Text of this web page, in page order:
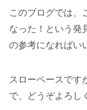
このブログでは、
なった！という発
の参考になればい
スローペースです
で、どうぞよろし